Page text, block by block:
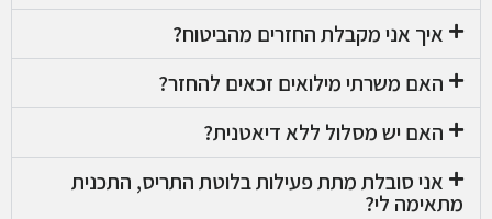
איך אני מקבלת החזרים מהביטוח?
האם משרתי מילואים זכאים להחזר?
האם יש מסלול ללא דיאטנית?
אני סובלת מתת פעילות בלוטת התריס, התכנית
מתאימה לי?